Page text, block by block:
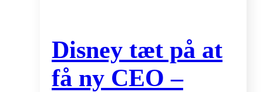
Disney tæt på at
få ny CEO –